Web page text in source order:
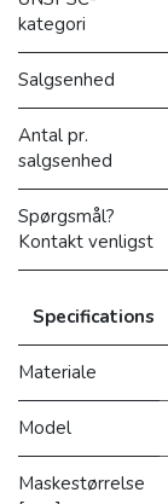
kategori
Salgsenhed
Antal pr.
salgsenhed
Spørgsmål?
Kontakt venligst
Specifications
Materiale
Model
Maskestørrelse